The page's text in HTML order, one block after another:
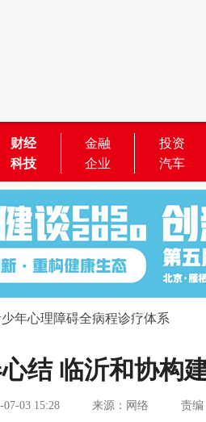
财经 金融 投资
科技 企业 汽车
年心理障碍全病程诊疗体系
结 临沂和协构
07-03 15:28 来源：网络 责编